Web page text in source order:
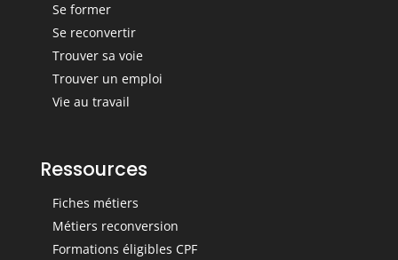
Se former
Se reconvertir
Trouver sa voie
Trouver un emploi
Vie au travail
Ressources
Fiches métiers
Métiers reconversion
Formations éligibles CPF